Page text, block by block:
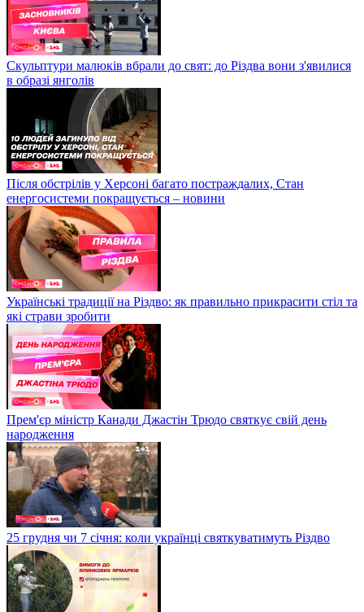
Скульптури малюків вбрали до свят: до Різдва вони з'явилися
в образі янголів
Після обстрілів у Херсоні багато постраждалих, Стан
енергосистеми покращується – новини
Українські традиції на Різдво: як правильно прикрасити стіл та
які страви зробити
Прем'єр міністр Канади Джастін Трюдо святкує свій день
народження
25 грудня чи 7 січня: коли українці святкуватимуть Різдво